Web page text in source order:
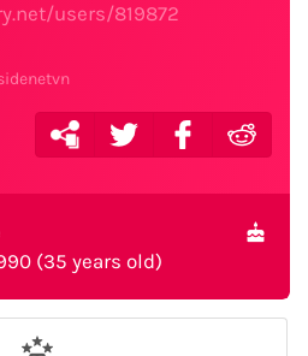
users/819872
(35 years old)